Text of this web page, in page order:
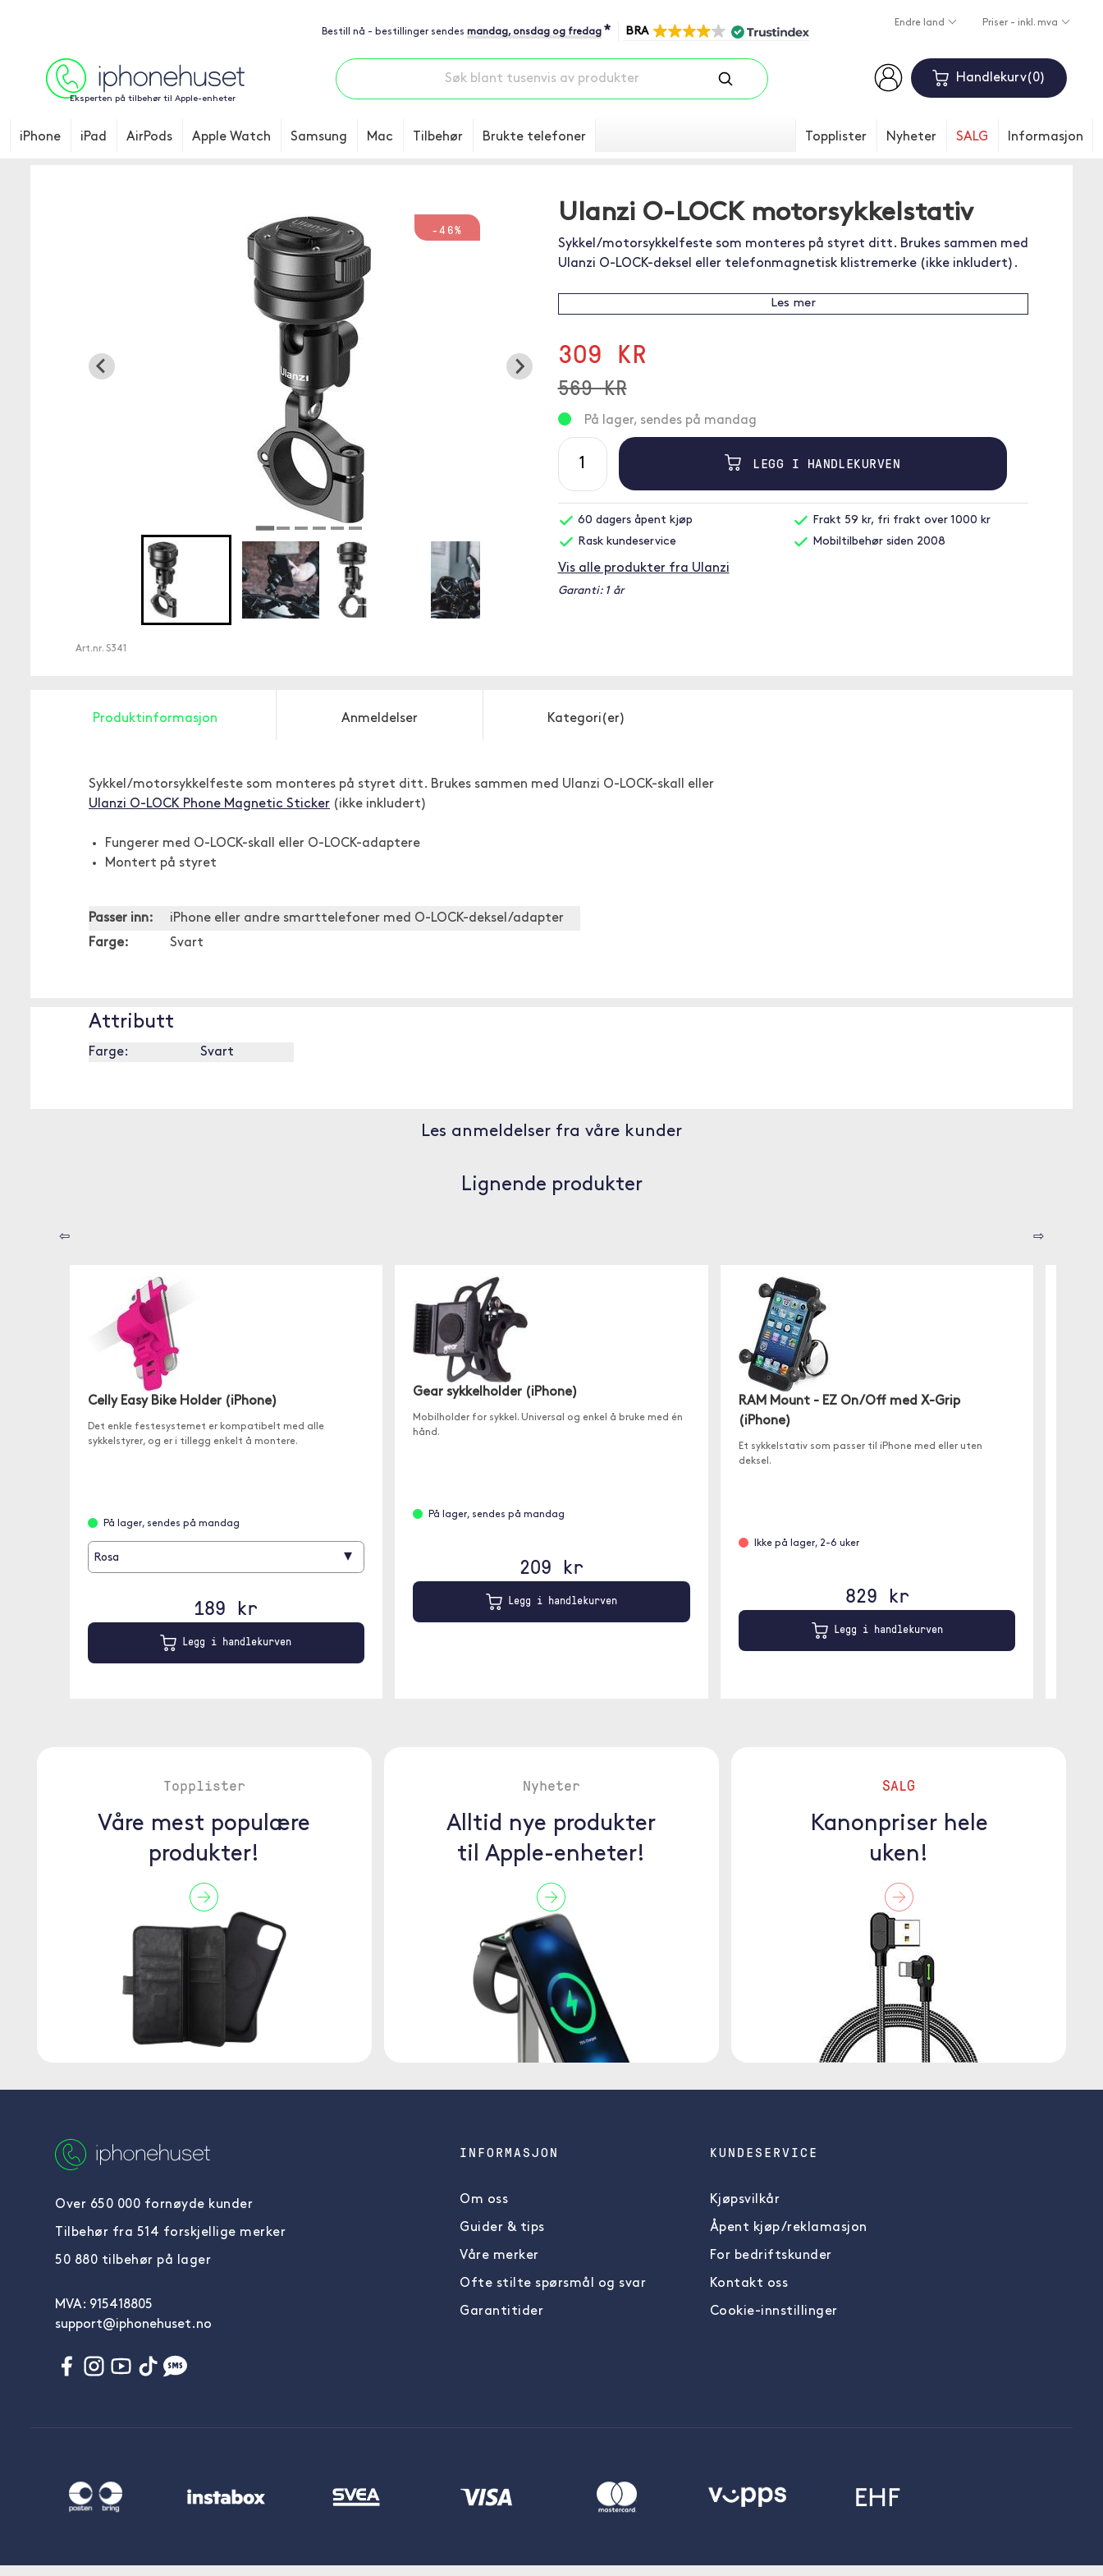
Bestill nå - bestillinger sendes mandag, onsdag og fredag * BRA
Endre land Priser - inkl. mva
Eksperten på tilbehør til Apple-enheter
Handlekurv 0
iPhone iPad AirPods Apple Watch Samsung Mac Tilbehør Brukte telefoner Topplister Nyheter SALG Informasjon
-46%
Art.nr. S341
Ulanzi O-LOCK motorsykkelstativ
Sykkel/motorsykkelfeste som monteres på styret ditt. Brukes sammen med
Ulanzi O-LOCK-deksel eller telefonmagnetisk klistremerke (ikke inkludert).
Les mer
309 KR
569 KR
På lager, sendes på mandag
LEGG I HANDLEKURVEN
60 dagers åpent kjøp
Frakt 59 kr, fri frakt over 1000 kr
Rask kundeservice
Mobiltilbehør siden 2008
Vis alle produkter fra Ulanzi
Garanti: 1 år
Produktinformasjon Anmeldelser Kategori(er)
Sykkel/motorsykkelfeste som monteres på styret ditt. Brukes sammen med Ulanzi O-LOCK-skall eller
Ulanzi O-LOCK Phone Magnetic Sticker (ikke inkludert)
Fungerer med O-LOCK-skall eller O-LOCK-adaptere
Montert på styret
Passer inn:
iPhone eller andre smarttelefoner med O-LOCK-deksel/adapter
Farge:
Svart
Attributt
Farge: Svart
Les anmeldelser fra våre kunder
Lignende produkter
⇦ ⇨
Celly Easy Bike Holder (iPhone)
Det enkle festesystemet er kompatibelt med alle
sykkelstyrer, og er i tillegg enkelt å montere.
På lager, sendes på mandag
Rosa ▾
189 kr
Legg i handlekurven
Gear sykkelholder (iPhone)
Mobilholder for sykkel. Universal og enkel å bruke med én
hånd.
På lager, sendes på mandag
209 kr
Legg i handlekurven
RAM Mount - EZ On/Off med X-Grip
(iPhone)
Et sykkelstativ som passer til iPhone med eller uten
deksel.
Ikke på lager, 2-6 uker
829 kr
Legg i handlekurven
Topplister
Våre mest populære
produkter!
Nyheter
Alltid nye produkter
til Apple-enheter!
SALG
Kanonpriser hele
uken!
Over 650 000 fornøyde kunder
Tilbehør fra 514 forskjellige merker
50 880 tilbehør på lager
MVA: 915418805
support@iphonehuset.no
INFORMASJON
Om oss
Guider & tips
Våre merker
Ofte stilte spørsmål og svar
Garantitider
KUNDESERVICE
Kjøpsvilkår
Åpent kjøp/reklamasjon
For bedriftskunder
Kontakt oss
Cookie-innstillinger